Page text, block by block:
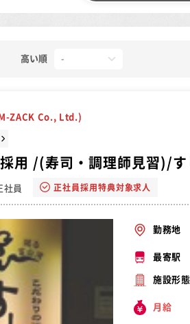
高い順
ZACK Co., Ltd.)
用 /(寿司・調理師見習)/す
社員 正社員採用特典対象求人
勤務地
最寄駅
施設形態
月給